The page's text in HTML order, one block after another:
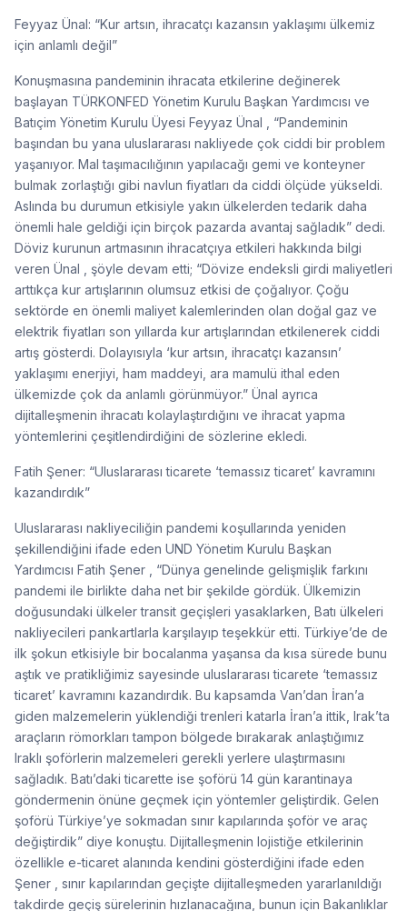
Feyyaz Ünal: “Kur artsın, ihracatçı kazansın yaklaşımı ülkemiz
için anlamlı değil”
Konuşmasına pandeminin ihracata etkilerine değinerek
başlayan TÜRKONFED Yönetim Kurulu Başkan Yardımcısı ve
Batıçim Yönetim Kurulu Üyesi Feyyaz Ünal , “Pandeminin
başından bu yana uluslararası nakliyede çok ciddi bir problem
yaşanıyor. Mal taşımacılığının yapılacağı gemi ve konteyner
bulmak zorlaştığı gibi navlun fiyatları da ciddi ölçüde yükseldi.
Aslında bu durumun etkisiyle yakın ülkelerden tedarik daha
önemli hale geldiği için birçok pazarda avantaj sağladık” dedi.
Döviz kurunun artmasının ihracatçıya etkileri hakkında bilgi
veren Ünal , şöyle devam etti; “Dövize endeksli girdi maliyetleri
arttıkça kur artışlarının olumsuz etkisi de çoğalıyor. Çoğu
sektörde en önemli maliyet kalemlerinden olan doğal gaz ve
elektrik fiyatları son yıllarda kur artışlarından etkilenerek ciddi
artış gösterdi. Dolayısıyla ‘kur artsın, ihracatçı kazansın’
yaklaşımı enerjiyi, ham maddeyi, ara mamulü ithal eden
ülkemizde çok da anlamlı görünmüyor.” Ünal ayrıca
dijitalleşmenin ihracatı kolaylaştırdığını ve ihracat yapma
yöntemlerini çeşitlendirdiğini de sözlerine ekledi.
Fatih Şener: “Uluslararası ticarete ‘temassız ticaret’ kavramını
kazandırdık”
Uluslararası nakliyeciliğin pandemi koşullarında yeniden
şekillendiğini ifade eden UND Yönetim Kurulu Başkan
Yardımcısı Fatih Şener , “Dünya genelinde gelişmişlik farkını
pandemi ile birlikte daha net bir şekilde gördük. Ülkemizin
doğusundaki ülkeler transit geçişleri yasaklarken, Batı ülkeleri
nakliyecileri pankartlarla karşılayıp teşekkür etti. Türkiye’de de
ilk şokun etkisiyle bir bocalanma yaşansa da kısa sürede bunu
aştık ve pratikliğimiz sayesinde uluslararası ticarete ‘temassız
ticaret’ kavramını kazandırdık. Bu kapsamda Van’dan İran’a
giden malzemelerin yüklendiği trenleri katarla İran’a ittik, Irak’ta
araçların römorkları tampon bölgede bırakarak anlaştığımız
Iraklı şoförlerin malzemeleri gerekli yerlere ulaştırmasını
sağladık. Batı’daki ticarette ise şoförü 14 gün karantinaya
göndermenin önüne geçmek için yöntemler geliştirdik. Gelen
şoförü Türkiye’ye sokmadan sınır kapılarında şoför ve araç
değiştirdik” diye konuştu. Dijitalleşmenin lojistiğe etkilerinin
özellikle e-ticaret alanında kendini gösterdiğini ifade eden
Şener , sınır kapılarından geçişte dijitalleşmeden yararlanıldığı
takdirde geçiş sürelerinin hızlanacağına, bunun için Bakanlıklar